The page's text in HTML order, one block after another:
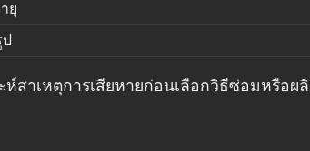
ยุ
ะห์สาเหตุการเสียหายก่อนเลือกวิธีซ่อมหรือ